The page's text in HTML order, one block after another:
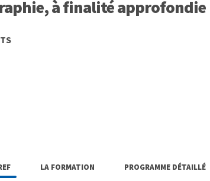
à finalité approfondie
LA FORMATION PROGRAMME DÉTAILLÉ